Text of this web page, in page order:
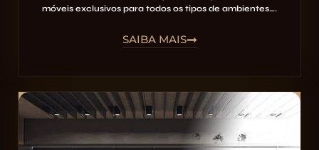
móveis exclusivos para todos os tipos de ambientes….
SAIBA MAIS